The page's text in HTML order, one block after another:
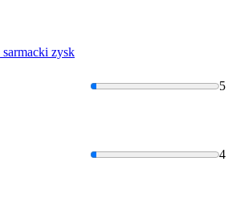
sarmacki zysk
5
4